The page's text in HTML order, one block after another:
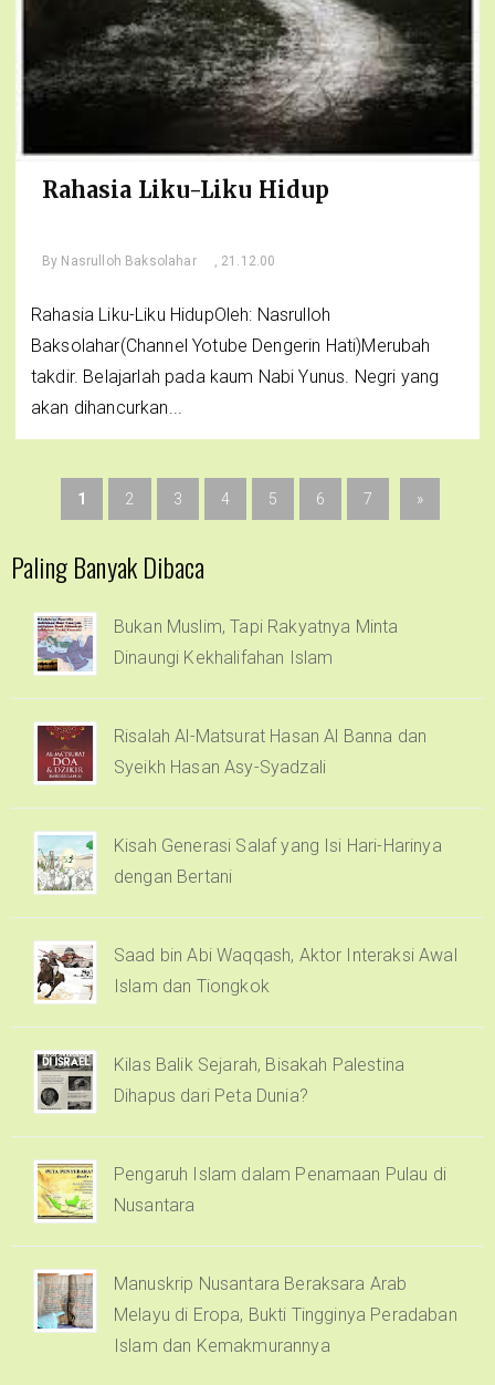
Rahasia Liku-Liku Hidup
By Nasrulloh Baksolahar , 21.12.00
Rahasia Liku-Liku HidupOleh: Nasrulloh
Baksolahar(Channel Yotube Dengerin Hati)Merubah
takdir. Belajarlah pada kaum Nabi Yunus. Negri yang
akan dihancurkan...
1 2 3 4 5 6 7 »
Paling Banyak Dibaca
Bukan Muslim, Tapi Rakyatnya Minta
Dinaungi Kekhalifahan Islam
Risalah Al-Matsurat Hasan Al Banna dan
Syeikh Hasan Asy-Syadzali
Kisah Generasi Salaf yang Isi Hari-Harinya
dengan Bertani
Saad bin Abi Waqqash, Aktor Interaksi Awal
Islam dan Tiongkok
Kilas Balik Sejarah, Bisakah Palestina
Dihapus dari Peta Dunia?
Pengaruh Islam dalam Penamaan Pulau di
Nusantara
Manuskrip Nusantara Beraksara Arab
Melayu di Eropa, Bukti Tingginya Peradaban
Islam dan Kemakmurannya